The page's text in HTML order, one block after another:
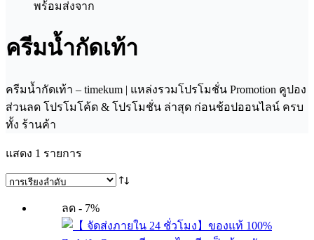
ครีมน้ำกัดเท้า
ครีมน้ำกัดเท้า – timekum | แหล่งรวมโปรโมชั่น Promotion คูปอง
ส่วนลด โปรโมโค้ด & โปรโมชั่น ล่าสุด ก่อนช้อปออนไลน์ ครบ
ทั้ง ร้านค้า
แสดง 1 รายการ
ลด - 7%